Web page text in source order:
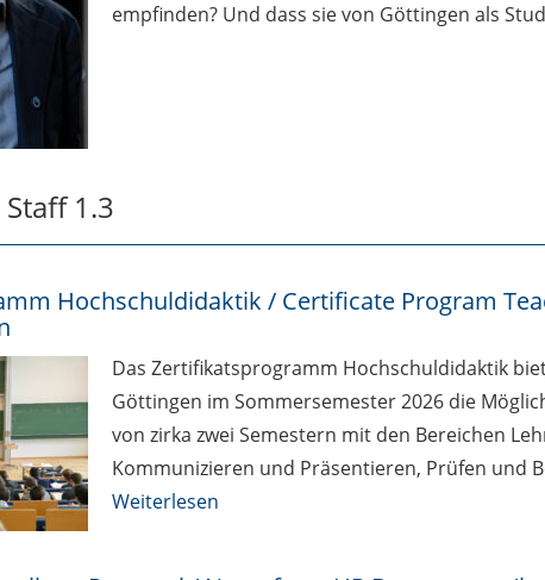
empfinden? Und dass sie von Göttingen als
1.3
Hochschuldidaktik / Certificate Program
Das Zertifikatsprogramm Hochschuldidaktik
Göttingen im Sommersemester 2026 die
von zirka zwei Semestern mit den Bereichen
Kommunizieren und Präsentieren, Prüfen und
Weiterlesen